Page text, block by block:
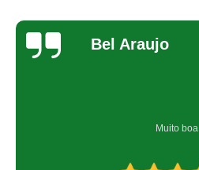
Bel Araujo
Muito boa